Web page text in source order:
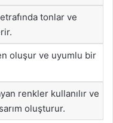
tonlar ve
oluşur ve uyumlu bir
renkler kullanılır ve
oluşturur.